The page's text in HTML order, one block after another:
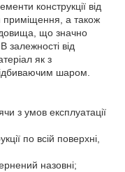
конструкції від
приміщення, а також
що значно
залежності від
як з
шаром.
з умов експлуатації
по всій поверхні,
назовні;